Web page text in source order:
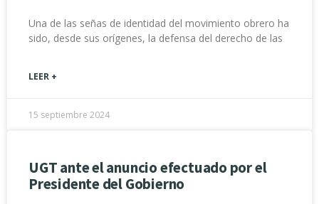
Una de las señas de identidad del movimiento obrero ha
sido, desde sus orígenes, la defensa del derecho de las
LEER +
15 septiembre 2024
UGT ante el anuncio efectuado por el
Presidente del Gobierno